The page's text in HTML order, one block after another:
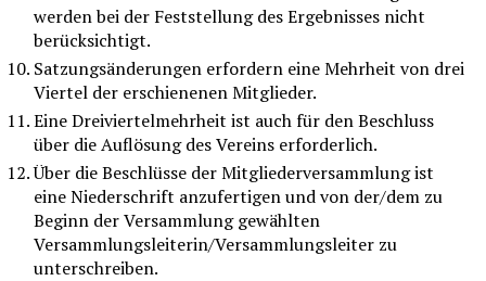
werden bei der Feststellung des Ergebnisses nicht
berücksichtigt.
Satzungsänderungen erfordern eine Mehrheit von drei
Viertel der erschienenen Mitglieder.
Eine Dreiviertelmehrheit ist auch für den Beschluss
über die Auflösung des Vereins erforderlich.
Über die Beschlüsse der Mitgliederversammlung ist
eine Niederschrift anzufertigen und von der/dem zu
Beginn der Versammlung gewählten
Versammlungsleiterin/Versammlungsleiter zu
unterschreiben.